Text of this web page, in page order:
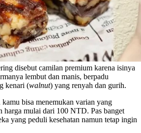
disebut camilan premium karena isinya
lembut dan manis, berpadu
kenari (walnut) yang renyah dan gurih.
bisa menemukan varian yang
harga mulai dari 100 NTD. Pas banget
yang peduli kesehatan namun tetap ingin